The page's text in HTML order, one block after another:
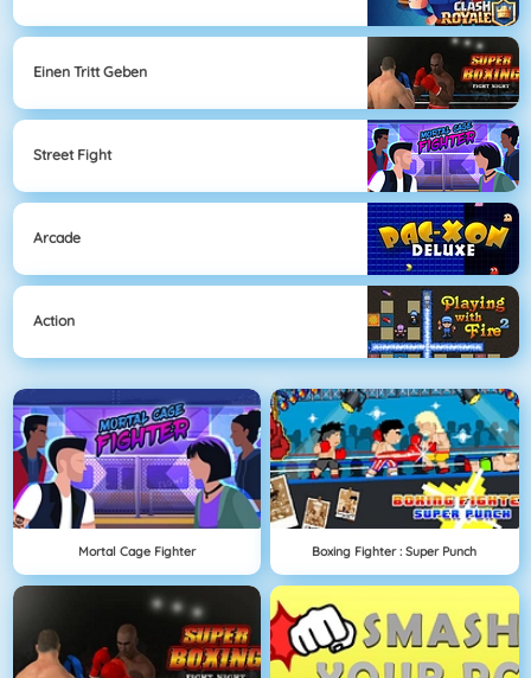
Einen Tritt Geben
Street Fight
Arcade
Action
Mortal Cage Fighter Boxing Fighter : Super Punch